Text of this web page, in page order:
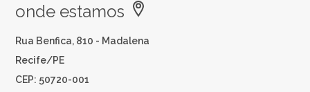
onde estamos
Rua Benfica, 810 - Madalena
Recife/PE
CEP: 50720-001